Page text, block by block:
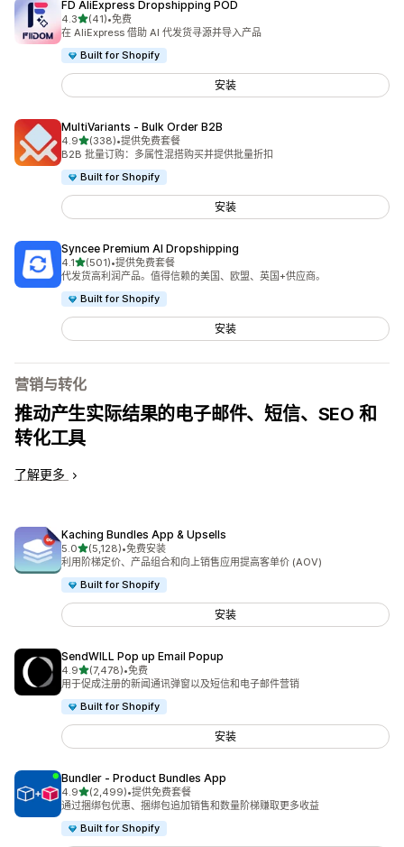
FD AliExpress Dropshipping POD
4.3星（满分 5 星）
(41)
总共 41 条评论
•免费
在 AliExpress 借助 AI 代发货寻源并导入产品
Built for Shopify
安装
MultiVariants ‑ Bulk Order B2B
4.9星（满分 5 星）
(338)
总共 338 条评论
•提供免费套餐
B2B 批量订购：多属性混搭购买并提供批量折扣
Built for Shopify
安装
Syncee Premium AI Dropshipping
4.1星（满分 5 星）
(501)
总共 501 条评论
•提供免费套餐
代发货高利润产品。值得信赖的美国、欧盟、英国+供应商。
Built for Shopify
安装
营销与转化
推动产生实际结果的电子邮件、短信、SEO 和
转化工具
了解更多
Kaching Bundles App & Upsells
5.0星（满分 5 星）
(5,128)
总共 5128 条评论
•免费安装
利用阶梯定价、产品组合和向上销售应用提高客单价 (AOV)
Built for Shopify
安装
SendWILL Pop up Email Popup
4.9星（满分 5 星）
(7,478)
总共 7478 条评论
•免费
用于促成注册的新闻通讯弹窗以及短信和电子邮件营销
Built for Shopify
安装
Bundler ‑ Product Bundles App
4.9星（满分 5 星）
(2,499)
总共 2499 条评论
•提供免费套餐
通过捆绑包优惠、捆绑包追加销售和数量阶梯赚取更多收益
Built for Shopify